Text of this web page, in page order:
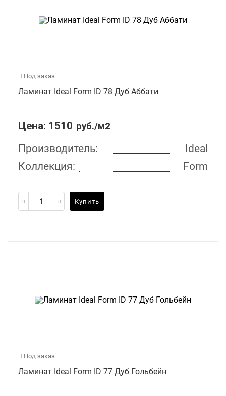
Под заказ
Ламинат Ideal Form ID 78 Дуб Аббати
Цена: 1510 руб./м2
Производитель:
Ideal
Коллекция:
Form
Купить
Под заказ
Ламинат Ideal Form ID 77 Дуб Гольбейн